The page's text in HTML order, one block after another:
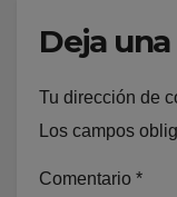
Deja
Tu dirección de
Los campos
Comentario *